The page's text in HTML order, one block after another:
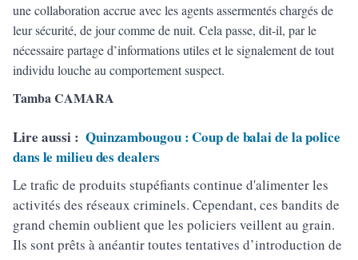
une collaboration accrue avec les agents assermentés chargés de
leur sécurité, de jour comme de nuit. Cela passe, dit-il, par le
nécessaire partage d’informations utiles et le signalement de tout
individu louche au comportement suspect.
Tamba CAMARA
Lire aussi : Quinzambougou : Coup de balai de la police
dans le milieu des dealers
Le trafic de produits stupéfiants continue d'alimenter les
activités des réseaux criminels. Cependant, ces bandits de
grand chemin oublient que les policiers veillent au grain.
Ils sont prêts à anéantir toutes tentatives d’introduction de